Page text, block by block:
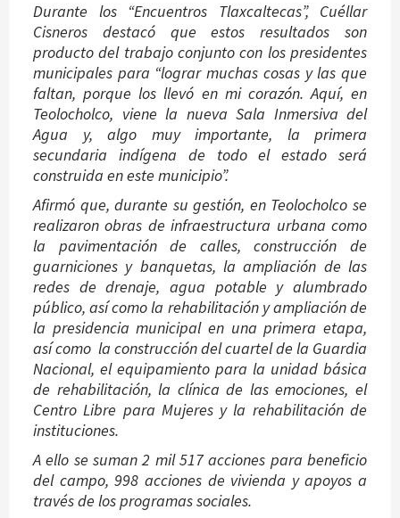
Durante los “Encuentros Tlaxcaltecas”, Cuéllar
Cisneros destacó que estos resultados son
producto del trabajo conjunto con los presidentes
municipales para “lograr muchas cosas y las que
faltan, porque los llevó en mi corazón. Aquí, en
Teolocholco, viene la nueva Sala Inmersiva del
Agua y, algo muy importante, la primera
secundaria indígena de todo el estado será
construida en este municipio”.
Afirmó que, durante su gestión, en Teolocholco se
realizaron obras de infraestructura urbana como
la pavimentación de calles, construcción de
guarniciones y banquetas, la ampliación de las
redes de drenaje, agua potable y alumbrado
público, así como la rehabilitación y ampliación de
la presidencia municipal en una primera etapa,
así como la construcción del cuartel de la Guardia
Nacional, el equipamiento para la unidad básica
de rehabilitación, la clínica de las emociones, el
Centro Libre para Mujeres y la rehabilitación de
instituciones.
A ello se suman 2 mil 517 acciones para beneficio
del campo, 998 acciones de vivienda y apoyos a
través de los programas sociales.